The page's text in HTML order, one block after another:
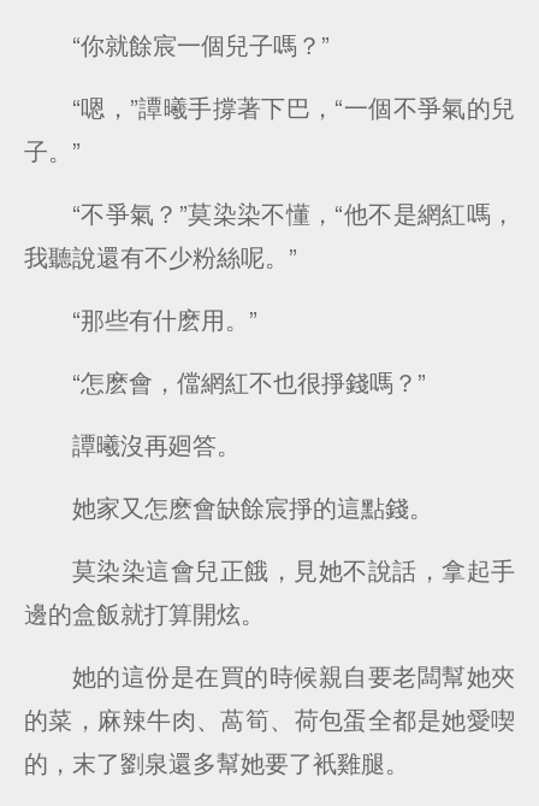
“你就餘宸一個兒子嗎？”
“嗯，”譚曦手撐著下巴，“一個不爭氣的兒
子。”
“不爭氣？”莫染染不懂，“他不是網紅嗎，
我聽說還有不少粉絲呢。”
“那些有什麽用。”
“怎麽會，儅網紅不也很掙錢嗎？”
譚曦沒再廻答。
她家又怎麽會缺餘宸掙的這點錢。
莫染染這會兒正餓，見她不說話，拿起手
邊的盒飯就打算開炫。
她的這份是在買的時候親自要老闆幫她夾
的菜，麻辣牛肉、萵筍、荷包蛋全都是她愛喫
的，末了劉泉還多幫她要了衹雞腿。